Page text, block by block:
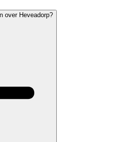
over Heveadorp?